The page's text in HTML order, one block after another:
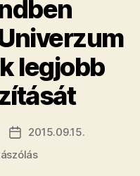
legjobb
Bejegyzés
dátuma
2015.09.15.
a(z)